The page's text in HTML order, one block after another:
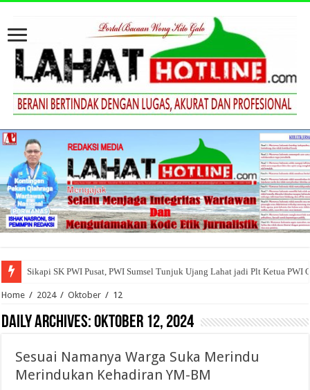
Sikapi SK PWI Pusat, PWI Sumsel Tunjuk Ujang Lahat jadi Plt Ketua PWI
Home / 2024 / Oktober / 12
Daily Archives:Oktober 12, 2024
Sesuai Namanya Warga Suka Merindu
Merindukan Kehadiran YM-BM